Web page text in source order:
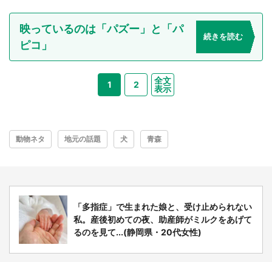
映っているのは「パズー」と「パ
ピコ」
続きを読む
1 2
全文
表示
動物ネタ 地元の話題 犬 青森
「多指症」で生まれた娘と、受け止められない
私。産後初めての夜、助産師がミルクをあげて
るのを見て...(静岡県・20代女性)